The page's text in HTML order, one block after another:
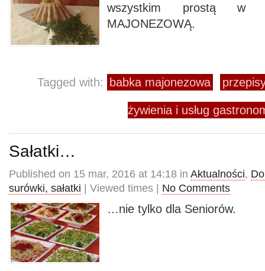
wszystkim prostą w
MAJONEZOWĄ.
Tagged with: babka majonezowa
żywienia i usług
Sałatki…
Published on 15 mar, 2016 at 14:18 in Aktualności,
surówki, sałatki | Viewed times | No Comments
…nie tylko dla Seniorów.